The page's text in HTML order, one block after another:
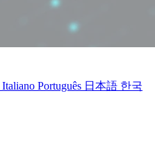
Italiano Português 日本語 한국